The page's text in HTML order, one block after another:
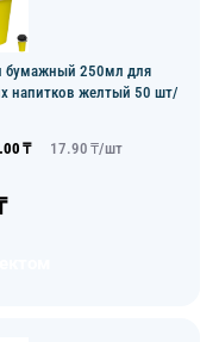
бумажный 250мл для
напитков желтый 50 шт/
₸ 17.90 ₸/шт